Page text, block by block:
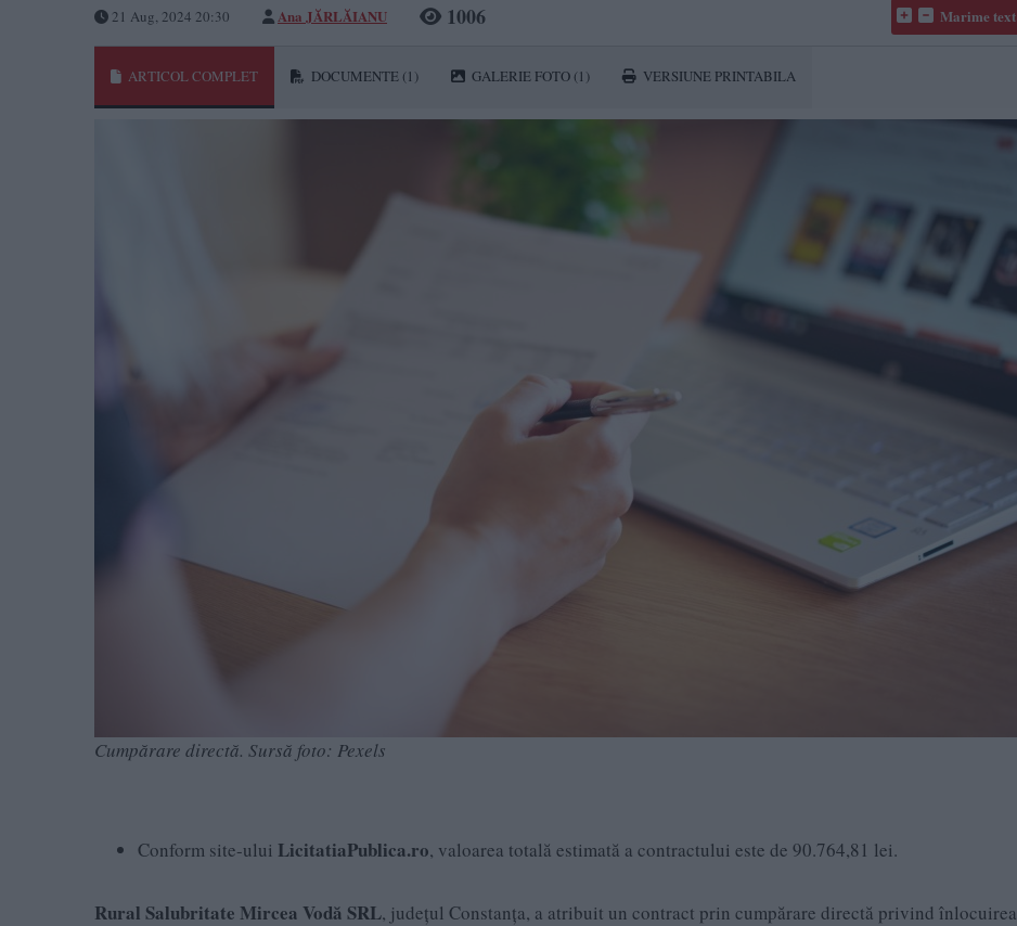
21 Aug, 2024 20:30 Ana JĂRLĂIANU 1006 Marime text
ARTICOL COMPLET DOCUMENTE (1) GALERIE FOTO (1) VERSIUNE PRINTABILA
Cumpărare directă. Sursă foto: Pexels
Conform site-ului LicitatiaPublica.ro, valoarea totală estimată a contractului este de 90.764,81 lei.
Rural Salubritate Mircea Vodă SRL, județul Constanța, a atribuit un contract prin cumpărare directă privind înlocuirea